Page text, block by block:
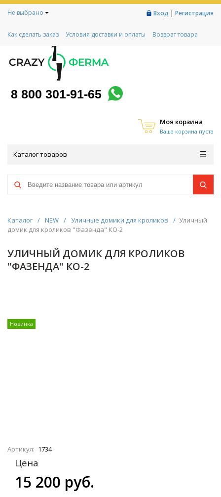
Не выбрано Вход | Регистрация
Как сделать заказ Условия доставки и оплаты
Возврат товара
Контакты
Социальный контракт
Любимая ферма
8 800 301-91-65
Моя корзина
Ваша корзина пуста
Каталог товаров
Каталог / NEW / Уличные домики для кроликов / Уличный
домик для кроликов "Фазенда" КО-2
УЛИЧНЫЙ ДОМИК ДЛЯ КРОЛИКОВ
"ФАЗЕНДА" КО-2
Новинка
Артикул: 1734
Цена
15 200 руб.